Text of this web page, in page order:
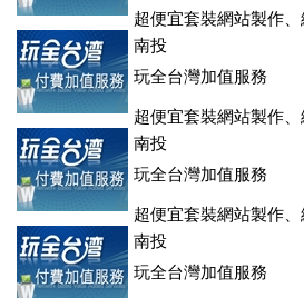
超便宜套裝網站製作
登、訂房系統、客房委託旅行社銷售，
南投
玩全台灣加值服務
超便宜套裝網站製作
登、訂房系統、客房委託旅行社銷售，
南投
玩全台灣加值服務
超便宜套裝網站製作
登、訂房系統、客房委託旅行社銷售，
南投
玩全台灣加值服務